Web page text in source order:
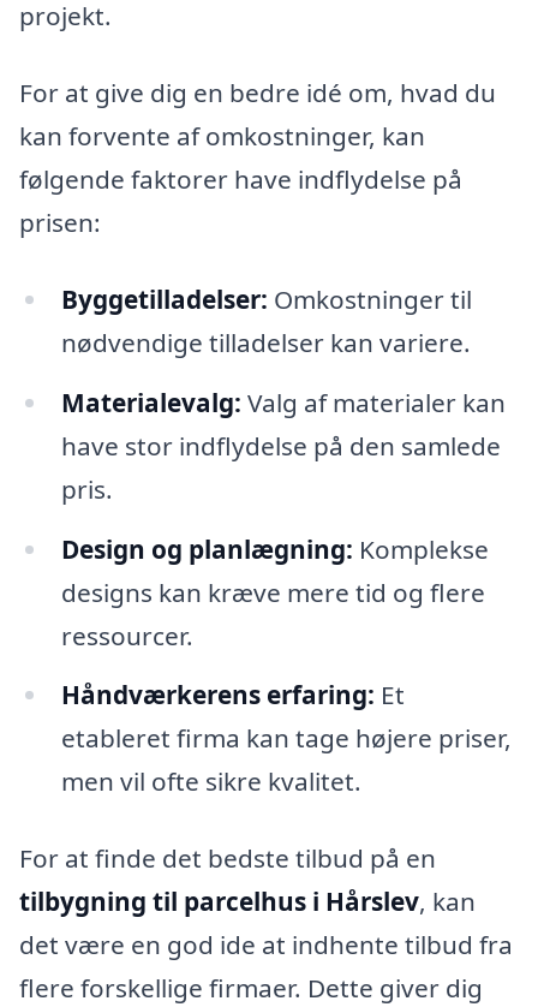
projekt.
For at give dig en bedre idé om, hvad du
kan forvente af omkostninger, kan
følgende faktorer have indflydelse på
prisen:
Byggetilladelser: Omkostninger til
nødvendige tilladelser kan variere.
Materialevalg: Valg af materialer kan
have stor indflydelse på den samlede
pris.
Design og planlægning: Komplekse
designs kan kræve mere tid og flere
ressourcer.
Håndværkerens erfaring: Et
etableret firma kan tage højere priser,
men vil ofte sikre kvalitet.
For at finde det bedste tilbud på en
tilbygning til parcelhus i Hårslev, kan
det være en god ide at indhente tilbud fra
flere forskellige firmaer. Dette giver dig